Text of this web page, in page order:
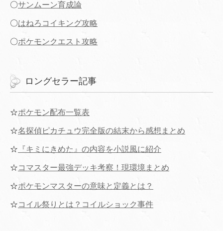
〇サンムーン育成論
〇はねろコイキング攻略
〇ポケモンクエスト攻略
ロングセラー記事
☆ポケモン配布一覧表
☆名探偵ピカチュウ完全版の結末から感想まとめ
☆ 『キミにきめた』の内容を小説風に紹介
☆コマスター最強デッキ考察！現環境まとめ
☆ポケモンマスターの意味と定義とは？
☆コイル祭りとは？コイルショック事件